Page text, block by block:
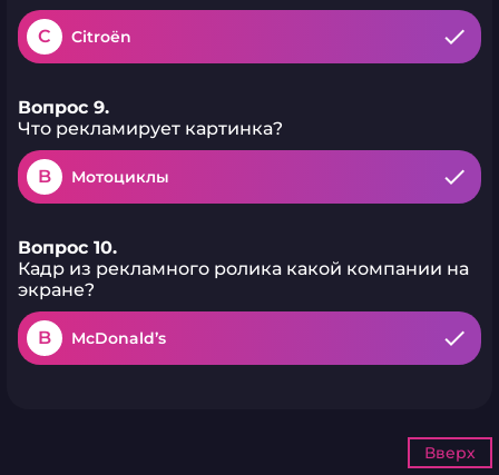
C Citroën
Вопрос 9.
Что рекламирует картинка?
B Мотоциклы
Вопрос 10.
Кадр из рекламного ролика какой компании на
экране?
B McDonald’s
Вверх